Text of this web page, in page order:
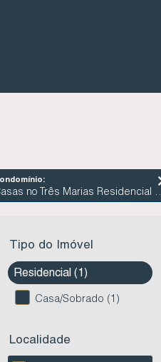
Casas no Três Marias Residencial - Campo Duna - Garopaba SC
Tipo do Imóvel
Residencial (1)
Casa/Sobrado (1)
Localidade